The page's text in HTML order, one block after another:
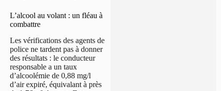
L’alcool au volant : un fléau à
combattre
Les vérifications des agents de
police ne tardent pas à donner
des résultats : le conducteur
responsable a un taux
d’alcoolémie de 0,88 mg/l
d’air expiré, équivalant à près